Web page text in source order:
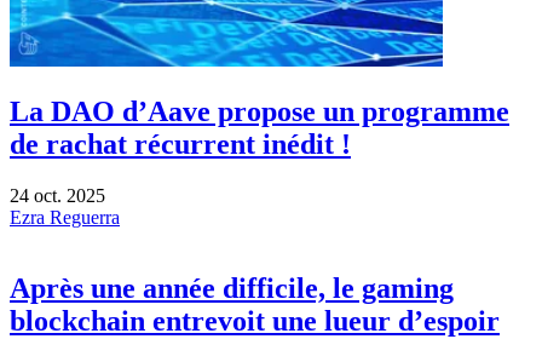
La DAO d’Aave propose un programme
de rachat récurrent inédit !
24 oct. 2025
Ezra Reguerra
Après une année difficile, le gaming
blockchain entrevoit une lueur d’espoir